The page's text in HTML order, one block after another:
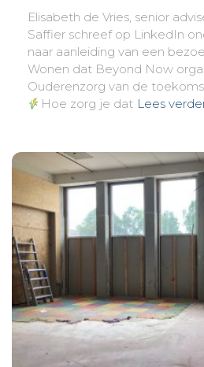
Elisabeth de Vries, senior
Saffier schreef op LinkedIn
naar aanleiding van een
Wonen dat Beyond Now
Ouderenzorg van de
Hoe zorg je dat Lees